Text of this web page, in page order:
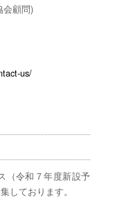
顧問)
us/
（令和７年度新設予
しております。